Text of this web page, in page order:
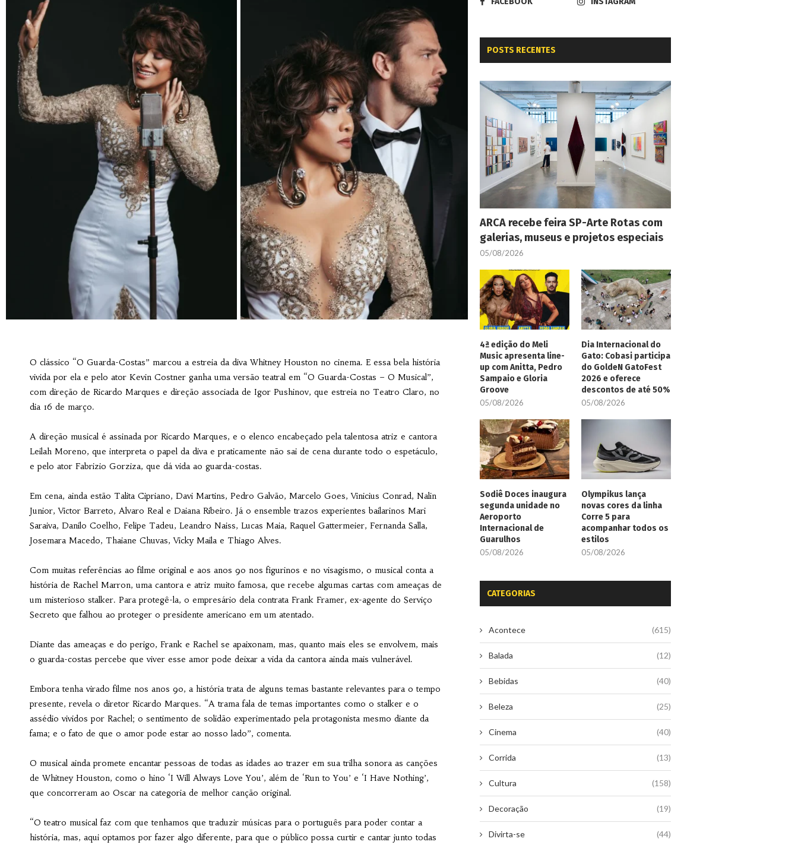
O clássico “O Guarda-Costas” marcou a estreia da diva Whitney Houston no cinema. E essa bela história
vivida por ela e pelo ator Kevin Costner ganha uma versão teatral em “O Guarda-Costas – O Musical”,
com direção de Ricardo Marques e direção associada de Igor Pushinov, que estreia no Teatro Claro, no
dia 16 de março.
A direção musical é assinada por Ricardo Marques, e o elenco encabeçado pela talentosa atriz e cantora
Leilah Moreno, que interpreta o papel da diva e praticamente não sai de cena durante todo o espetáculo,
e pelo ator Fabrizio Gorziza, que dá vida ao guarda-costas.
Em cena, ainda estão Talita Cipriano, Davi Martins, Pedro Galvão, Marcelo Goes, Vinicius Conrad, Nalin
Junior, Victor Barreto, Alvaro Real e Daiana Ribeiro. Já o ensemble trazos experientes bailarinos Mari
Saraiva, Danilo Coelho, Felipe Tadeu, Leandro Naiss, Lucas Maia, Raquel Gattermeier, Fernanda Salla,
Josemara Macedo, Thaiane Chuvas, Vicky Maila e Thiago Alves.
Com muitas referências ao filme original e aos anos 90 nos figurinos e no visagismo, o musical conta a
história de Rachel Marron, uma cantora e atriz muito famosa, que recebe algumas cartas com ameaças de
um misterioso stalker. Para protegê-la, o empresário dela contrata Frank Framer, ex-agente do Serviço
Secreto que falhou ao proteger o presidente americano em um atentado.
Diante das ameaças e do perigo, Frank e Rachel se apaixonam, mas, quanto mais eles se envolvem, mais
o guarda-costas percebe que viver esse amor pode deixar a vida da cantora ainda mais vulnerável.
Embora tenha virado filme nos anos 90, a história trata de alguns temas bastante relevantes para o tempo
presente, revela o diretor Ricardo Marques. “A trama fala de temas importantes como o stalker e o
assédio vividos por Rachel; o sentimento de solidão experimentado pela protagonista mesmo diante da
fama; e o fato de que o amor pode estar ao nosso lado”, comenta.
O musical ainda promete encantar pessoas de todas as idades ao trazer em sua trilha sonora as canções
de Whitney Houston, como o hino ‘I Will Always Love You’, além de ‘Run to You’ e ‘I Have Nothing’,
que concorreram ao Oscar na categoria de melhor canção original.
“O teatro musical faz com que tenhamos que traduzir músicas para o português para poder contar a
história, mas, aqui optamos por fazer algo diferente, para que o público possa curtir e cantar junto todas
POSTS RECENTES
ARCA recebe feira SP-Arte Rotas com
galerias, museus e projetos especiais
05/08/2026
4ª edição do Meli
Music apresenta line-
up com Anitta, Pedro
Sampaio e Gloria
Groove
05/08/2026
Dia Internacional do
Gato: Cobasi participa
do GoldeN GatoFest
2026 e oferece
descontos de até 50%
05/08/2026
Sodiê Doces inaugura
segunda unidade no
Aeroporto
Internacional de
Guarulhos
05/08/2026
Olympikus lança
novas cores da linha
Corre 5 para
acompanhar todos os
estilos
05/08/2026
CATEGORIAS
Acontece (615)
Balada (12)
Bebidas (40)
Beleza (25)
Cinema (40)
Corrida (13)
Cultura (158)
Decoração (19)
Divirta-se (44)